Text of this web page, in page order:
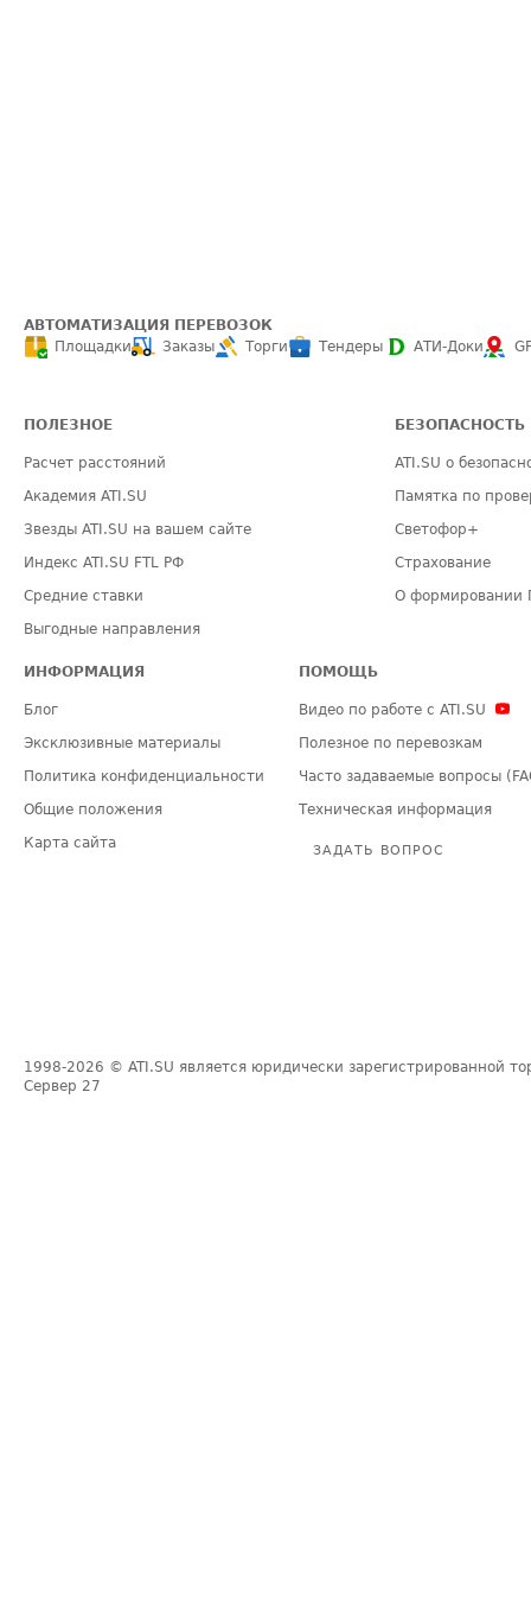
АВТОМАТИЗАЦИЯ ПЕРЕВОЗОК
Площадки
Заказы Торги Тендеры АТИ-Доки
ПОЛЕЗНОЕ
Расчет расстояний
Академия ATI.SU
Звезды ATI.SU на вашем сайте
Индекс ATI.SU FTL РФ
Средние ставки
Выгодные направления
БЕЗОПАСНОСТЬ
ATI.SU о
Памятка по
Светофор+
Страхование
О формировании
ИНФОРМАЦИЯ
Блог
Эксклюзивные материалы
Политика конфиденциальности
Общие положения
Карта сайта
ПОМОЩЬ
Видео по работе с ATI.SU
Полезное по перевозкам
Часто задаваемые вопросы
Техническая информация
ЗАДАТЬ ВОПРОС
1998-2026 © ATI.SU является юридически зарегистрированной
Сервер 27